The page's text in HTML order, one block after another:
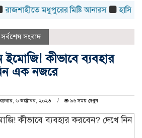
মধুপুরের মিষ্টি আনারস হাসিনা কার্ড
সর্বশেষ সংবাদ
কীভাবে ব‍্যবহার
এক নজরে
৬ অক্টোবর, ২০২৩
৯৬ সময় দেখুন